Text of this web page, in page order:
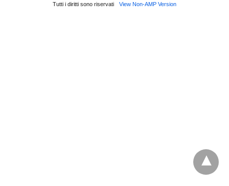
Tutti i diritti sono riservati View Non-AMP Version